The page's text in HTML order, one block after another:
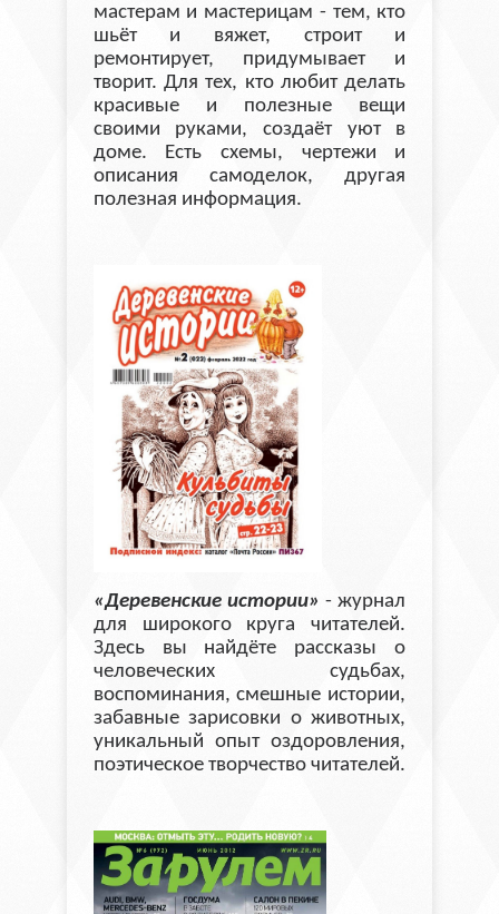
мастерам и мастерицам - тем, кто
шьёт и вяжет, строит и
ремонтирует, придумывает и
творит. Для тех, кто любит делать
красивые и полезные вещи
своими руками, создаёт уют в
доме. Есть схемы, чертежи и
описания самоделок, другая
полезная информация.
«Деревенские истории» - журнал
для широкого круга читателей.
Здесь вы найдёте рассказы о
человеческих судьбах,
воспоминания, смешные истории,
забавные зарисовки о животных,
уникальный опыт оздоровления,
поэтическое творчество читателей.